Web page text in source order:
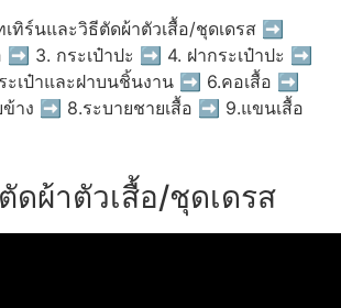
เทิร์นและวิธีตัดผ้าตัวเสื้อ/ชุดเดรส ➡
➡ 3. กระเป๋าปะ ➡ 4. ฝากระเป๋าปะ ➡
ระเป๋าและฝาบนชิ้นงาน ➡ 6.คอเสื้อ ➡
ข้าง ➡ 8.ระบายชายเสื้อ ➡ 9.แขนเสื้อ
ดผ้าตัวเสื้อ/ชุดเดรส